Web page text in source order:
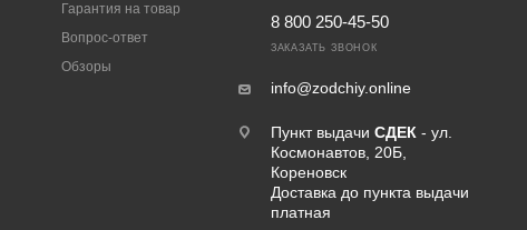
Гарантия на товар
Вопрос-ответ
Обзоры
8 800 250-45-50
ЗАКАЗАТЬ ЗВОНОК
info@zodchiy.online
Пункт выдачи СДЕК - ул.
Космонавтов, 20Б,
Кореновск
Доставка до пункта выдачи
платная